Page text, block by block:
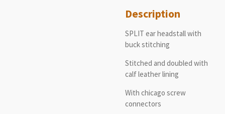
Description
SPLIT ear headstall with
buck stitching
Stitched and doubled with
calf leather lining
With chicago screw
connectors